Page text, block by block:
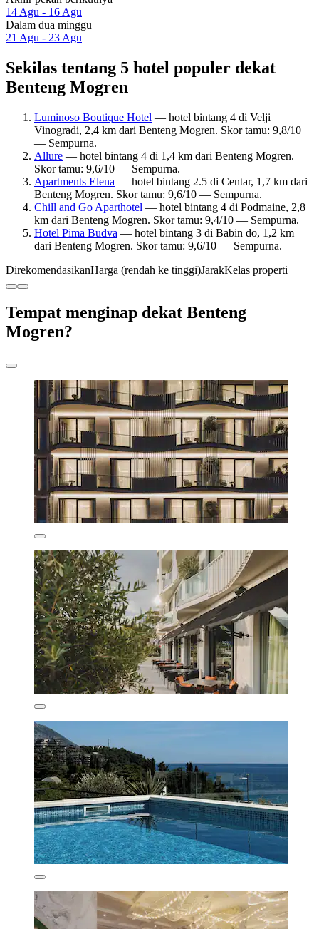
14 Agu - 16 Agu
Dalam dua minggu
21 Agu - 23 Agu
Sekilas tentang 5 hotel populer dekat
Benteng Mogren
Luminoso Boutique Hotel — hotel bintang 4 di Velji
Vinogradi, 2,4 km dari Benteng Mogren. Skor tamu: 9,8/10
— Sempurna.
Allure — hotel bintang 4 di 1,4 km dari Benteng Mogren.
Skor tamu: 9,6/10 — Sempurna.
Apartments Elena — hotel bintang 2.5 di Centar, 1,7 km dari
Benteng Mogren. Skor tamu: 9,6/10 — Sempurna.
Chill and Go Aparthotel — hotel bintang 4 di Podmaine, 2,8
km dari Benteng Mogren. Skor tamu: 9,4/10 — Sempurna.
Hotel Pima Budva — hotel bintang 3 di Babin do, 1,2 km
dari Benteng Mogren. Skor tamu: 9,6/10 — Sempurna.
DirekomendasikanHarga (rendah ke tinggi)JarakKelas properti
Tempat menginap dekat Benteng
Mogren?